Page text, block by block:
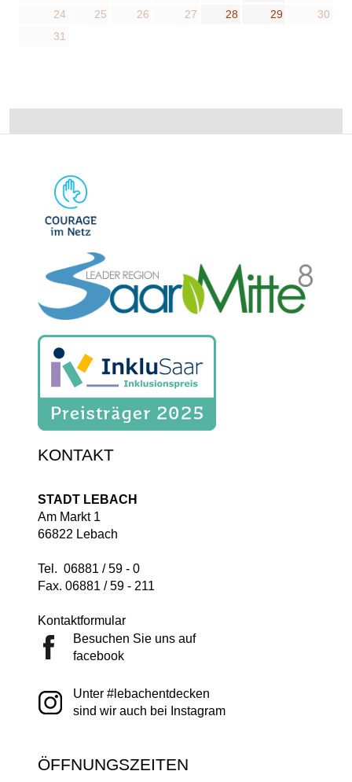
24
25 26 27 28 29
30
31
KONTAKT
STADT LEBACH
Am Markt 1
66822 Lebach
Tel. 06881 / 59 - 0
Fax. 06881 / 59 - 211
Kontaktformular
Besuchen Sie uns auf
facebook
Unter #lebachentdecken
sind wir auch bei Instagram
ÖFFNUNGSZEITEN